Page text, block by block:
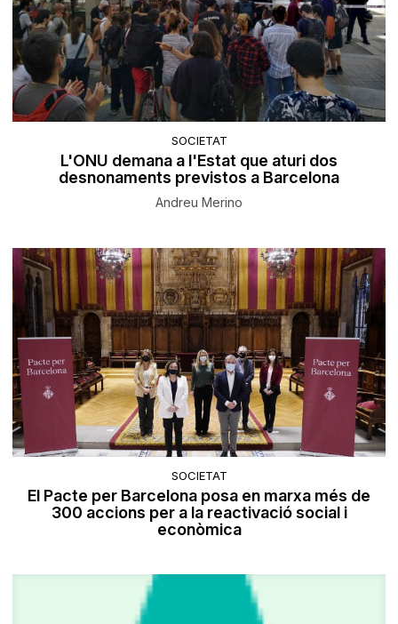
SOCIETAT
L'ONU demana a l'Estat que aturi dos
desnonaments previstos a Barcelona
Andreu Merino
SOCIETAT
El Pacte per Barcelona posa en marxa més de
300 accions per a la reactivació social i
econòmica